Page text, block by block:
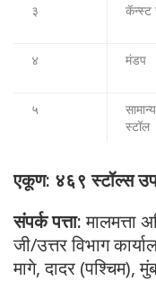
३ कॅन्स्ट
४ मंडप
५
सामान्य
स्टॉल
एकूण: ४६९ स्टॉल्स
संपर्क पत्ता:मालमत्ता
जी/उत्तर विभाग
मागे, दादर (पश्चिम),